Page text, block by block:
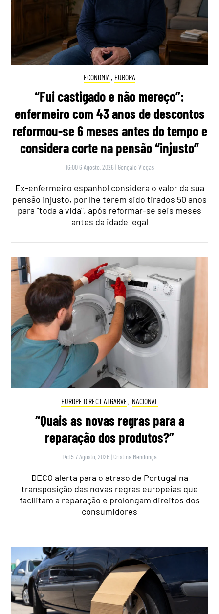
ECONOMIA , EUROPA
“Fui castigado e não mereço”:
enfermeiro com 43 anos de descontos
reformou-se 6 meses antes do tempo e
considera corte na pensão “injusto”
16:00 6 Agosto, 2026 | Gonçalo Viegas
Ex-enfermeiro espanhol considera o valor da sua
pensão injusto, por lhe terem sido tirados 50 anos
para "toda a vida", após reformar-se seis meses
antes da idade legal
EUROPE DIRECT ALGARVE, NACIONAL
“Quais as novas regras para a
reparação dos produtos?”
14:15 7 Agosto, 2026 | Cristina Mendonça
DECO alerta para o atraso de Portugal na
transposição das novas regras europeias que
facilitam a reparação e prolongam direitos dos
consumidores